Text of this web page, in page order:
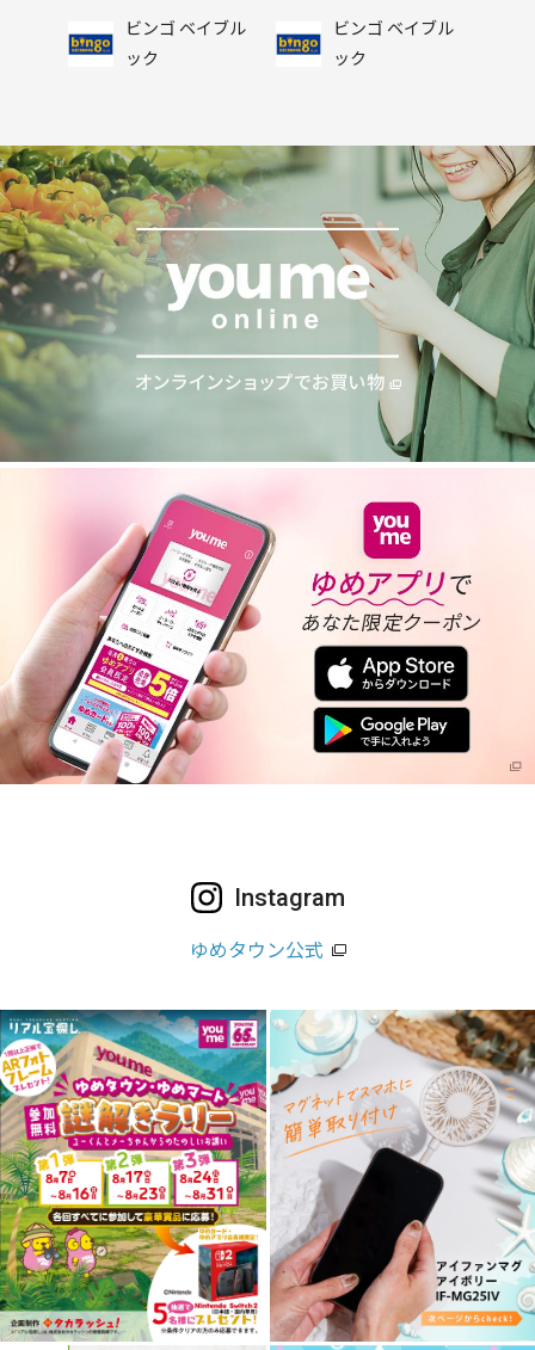
ビンゴ ベイブル
ック
ビンゴ ベイブル
ック
Instagram
ゆめタウン公式